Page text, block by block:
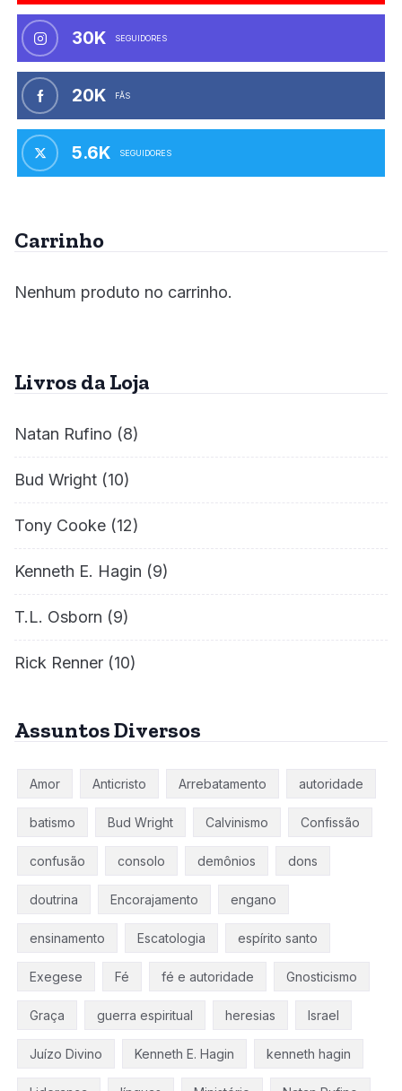
30K SEGUIDORES
20K FÃS
5.6K SEGUIDORES
Carrinho
Nenhum produto no carrinho.
Livros da Loja
Natan Rufino (8)
Bud Wright (10)
Tony Cooke (12)
Kenneth E. Hagin (9)
T.L. Osborn (9)
Rick Renner (10)
Assuntos Diversos
Amor Anticristo Arrebatamento autoridade
batismo Bud Wright Calvinismo Confissão
confusão consolo demônios dons
doutrina Encorajamento engano
ensinamento Escatologia espírito santo
Exegese Fé fé e autoridade Gnosticismo
Graça guerra espiritual heresias Israel
Juízo Divino Kenneth E. Hagin kenneth hagin